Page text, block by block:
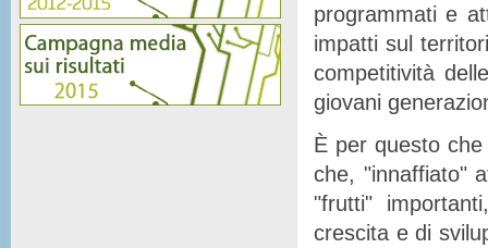
programmati e
impatti sul
competitività
giovani
È per questo
che, "innaffiato"
"frutti"
crescita e di